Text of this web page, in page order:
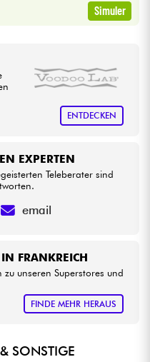
Marken an
Simuler
ENTDECKEN
FRANKREICH
unseren Superstores und
FINDE MEHR HERAUS
EXPERTEN
Teleberater sind
email
SONSTIGE